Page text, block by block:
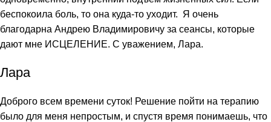
беспокоила боль, то она куда-то уходит. Я очень
благодарна Андрею Владимировичу за сеансы, которые
дают мне ИСЦЕЛЕНИЕ. С уважением, Лара.
Лара
Доброго всем времени суток! Решение пойти на терапию
было для меня непростым, и спустя время понимаешь, что